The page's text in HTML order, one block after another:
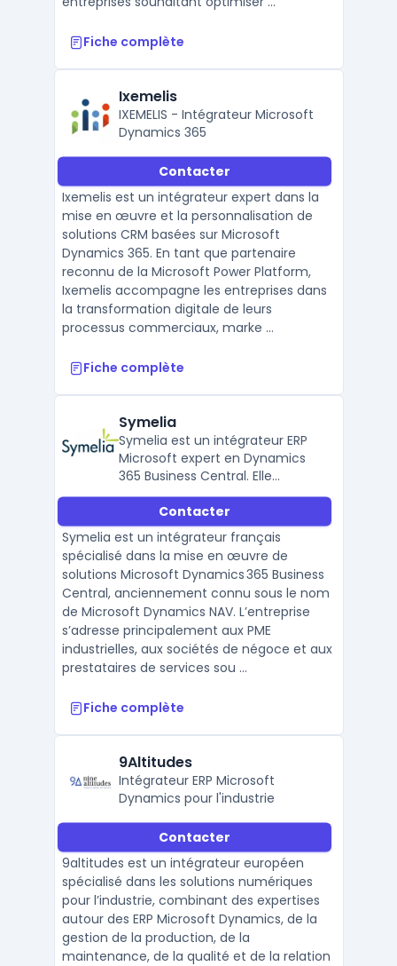
Fiche complète
Ixemelis
IXEMELIS - Intégrateur Microsoft
Dynamics 365
Contacter
Ixemelis est un intégrateur expert dans la
mise en œuvre et la personnalisation de
solutions CRM basées sur Microsoft
Dynamics 365. En tant que partenaire
reconnu de la Microsoft Power Platform,
Ixemelis accompagne les entreprises dans
la transformation digitale de leurs
processus commerciaux, marke ...
Fiche complète
Symelia
Symelia est un intégrateur ERP
Microsoft expert en Dynamics
365 Business Central. Elle
accompagne les PME du
négoce, de la production et des
services dans leur
transformation numérique avec
des solutions personnalisées et
interconnectées à Microsoft
365.
Contacter
Symelia est un intégrateur français
spécialisé dans la mise en œuvre de
solutions Microsoft Dynamics 365 Business
Central, anciennement connu sous le nom
de Microsoft Dynamics NAV. L’entreprise
s’adresse principalement aux PME
industrielles, aux sociétés de négoce et aux
prestataires de services sou ...
Fiche complète
9Altitudes
Intégrateur ERP Microsoft
Dynamics pour l'industrie
Contacter
9altitudes est un intégrateur européen
spécialisé dans les solutions numériques
pour l’industrie, combinant des expertises
autour des ERP Microsoft Dynamics, de la
gestion de la production, de la
maintenance, de la qualité et de la relation